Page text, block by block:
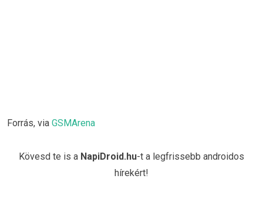
Forrás, via GSMArena
Kövesd te is a NapiDroid.hu-t a legfrissebb androidos
hírekért!